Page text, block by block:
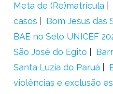
Meta de (Re)matrícula
casos
Bom Jesus das
BAE no Selo UNICEF
São José do Egito
Santa Luzia do Paruá
violências e exclusão